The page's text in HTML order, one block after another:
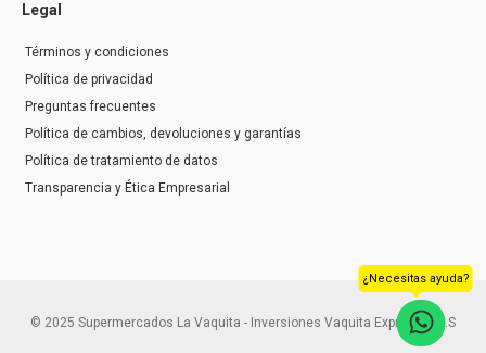
Legal
Términos y condiciones
Política de privacidad
Preguntas frecuentes
Política de cambios, devoluciones y garantías
Política de tratamiento de datos
Transparencia y Ética Empresarial
© 2025 Supermercados La Vaquita - Inversiones Vaquita Express S.A.S
¿Necesitas ayuda?